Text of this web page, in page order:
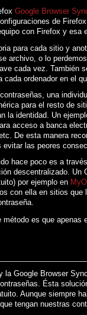
Google Browser
de
con Firefox y esa
para cada sitio y
archivo, o lo
cada vez. También
cada ordenador en el
una
para el resto de
la identidad. Un
acceso a banca
De esta manera
evitar las peores
hace poco es a
descentralizado. Un
por ejemplo en
con ella en sitios que
método es que apenas
la Google Browser
Ésta
Aunque siempre
tengan nuestras